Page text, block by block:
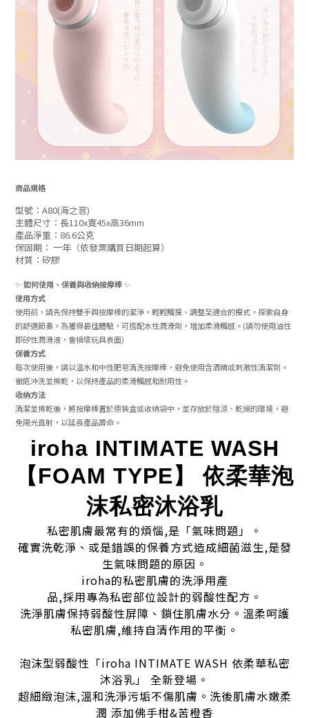
商品規格
型號：A80(海之音)
主體尺寸：長110x寬45x高36mm
產品淨重：86.6公克
保固期： 一年（依發票購買日期起算）
材質：矽膠
✨ 如何使用、保養與收納按摩棒✨
使用方式
使用前，請先保持雙手與按摩棒的潔淨。輕輕觸摸、調整至適合的模式，探索自身
的舒適節奏。為獲得最佳體驗，可搭配水性潤滑劑，增加柔滑觸感。(請勿使用油性
即矽性潤滑液，會損壞玩具表面)
保養方式
每次使用後，請以溫水和中性肥皂清洗按摩棒，避免使用含酒精或刺激性清潔劑。
徹底沖洗並擦乾，以保持產品的柔滑觸感和耐用性。
收納方法
清潔並擦乾後，將按摩棒置於原裝盒或收納袋中，並存放於陰涼、乾燥的環境，避
免陽光直射，以延長產品壽命。
iroha INTIMATE WASH
【FOAM TYPE】 依柔華泡
沫私密沐浴乳
私密肌膚最常有的煩惱,是「氣味問題」。
確實洗乾淨、或是錯誤的保養方式造成細菌滋生,是發
生氣味問題的原因。
iroha的私密肌膚的洗淨用產
品,採用專為私密部位設計的弱酸性配方。
洗淨肌膚保持弱酸性屏障、鎖住肌膚水分。溫柔呵護
私密肌膚,維持自清作用的平衡。
泡沫型弱酸性「iroha INTIMATE WASH 依柔華私密
沐浴乳」 全新登場。
超細緻泡沫,溫和洗淨污垢不傷肌膚。洗後肌膚水嫩柔
潤 添加佛手柑&苦橙香